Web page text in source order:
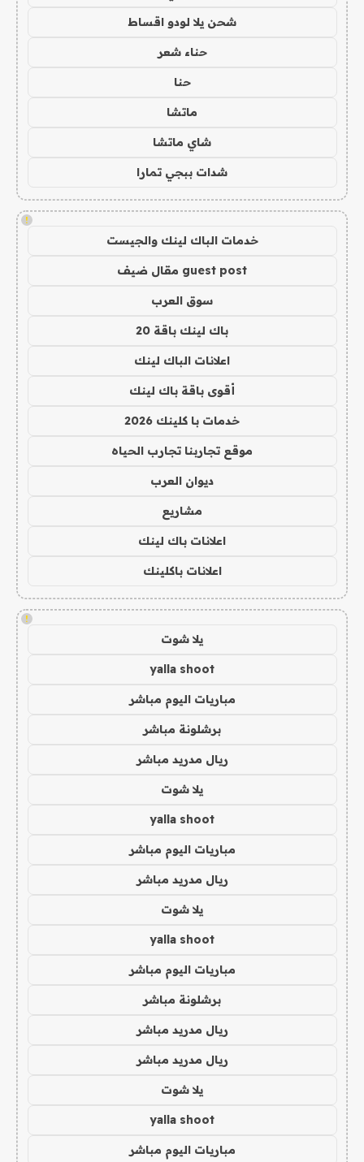
شحن يلا لودو اقساط
حناء شعر
حنا
ماتشا
شاي ماتشا
شدات ببجي تمارا
!
خدمات الباك لينك والجيست
guest post مقال ضيف
سوق العرب
باك لينك باقة 20
اعلانات الباك لينك
أقوى باقة باك لينك
خدمات با كلينك 2026
موقع تجاربنا تجارب الحياه
ديوان العرب
مشاريع
اعلانات باك لينك
اعلانات باكلينك
!
يلا شوت
yalla shoot
مباريات اليوم مباشر
برشلونة مباشر
ريال مدريد مباشر
يلا شوت
yalla shoot
مباريات اليوم مباشر
ريال مدريد مباشر
يلا شوت
yalla shoot
مباريات اليوم مباشر
برشلونة مباشر
ريال مدريد مباشر
ريال مدريد مباشر
يلا شوت
yalla shoot
مباريات اليوم مباشر